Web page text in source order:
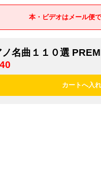
本・ビデオはメール便
ノ名曲１１０選